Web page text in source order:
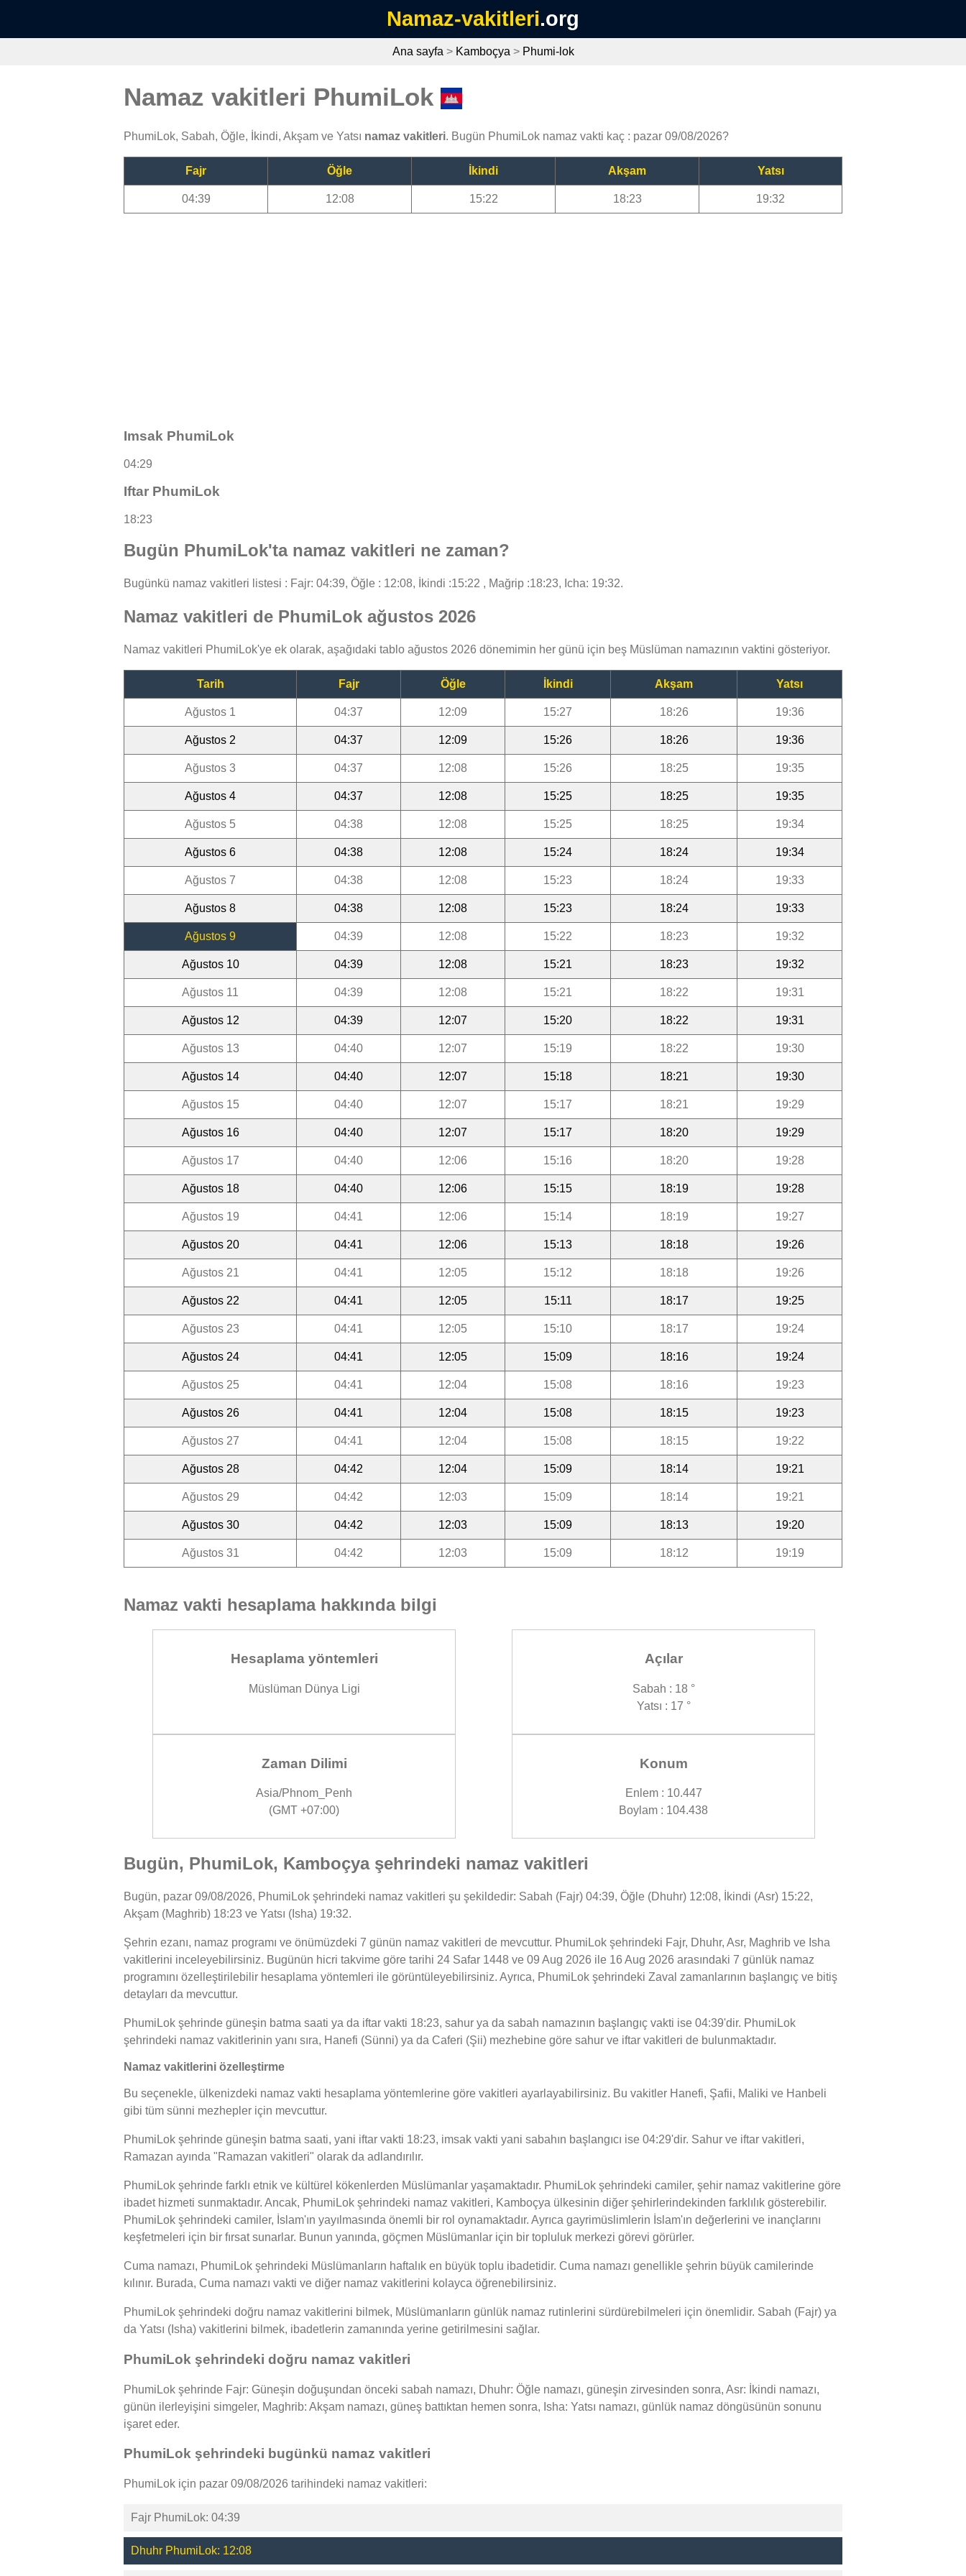
Namaz-vakitleri.org
Ana sayfa > Kamboçya > Phumi-lok
Namaz vakitleri PhumiLok
PhumiLok, Sabah, Öğle, İkindi, Akşam ve Yatsı namaz vakitleri. Bugün PhumiLok namaz vakti kaç : pazar 09/08/2026?
Fajr Öğle İkindi Akşam Yatsı
04:39 12:08 15:22 18:23 19:32
Imsak PhumiLok
04:29
Iftar PhumiLok
18:23
Bugün PhumiLok'ta namaz vakitleri ne zaman?
Bugünkü namaz vakitleri listesi : Fajr: 04:39, Öğle : 12:08, İkindi :15:22 , Mağrip :18:23, Icha: 19:32.
Namaz vakitleri de PhumiLok ağustos 2026
Namaz vakitleri PhumiLok'ye ek olarak, aşağıdaki tablo ağustos 2026 dönemimin her günü için beş Müslüman namazının vaktini gösteriyor.
Tarih Fajr Öğle İkindi Akşam Yatsı
Ağustos 1 04:37 12:09 15:27 18:26 19:36
Ağustos 2 04:37 12:09 15:26 18:26 19:36
Ağustos 3 04:37 12:08 15:26 18:25 19:35
Ağustos 4 04:37 12:08 15:25 18:25 19:35
Ağustos 5 04:38 12:08 15:25 18:25 19:34
Ağustos 6 04:38 12:08 15:24 18:24 19:34
Ağustos 7 04:38 12:08 15:23 18:24 19:33
Ağustos 8 04:38 12:08 15:23 18:24 19:33
Ağustos 9 04:39 12:08 15:22 18:23 19:32
Ağustos 10 04:39 12:08 15:21 18:23 19:32
Ağustos 11 04:39 12:08 15:21 18:22 19:31
Ağustos 12 04:39 12:07 15:20 18:22 19:31
Ağustos 13 04:40 12:07 15:19 18:22 19:30
Ağustos 14 04:40 12:07 15:18 18:21 19:30
Ağustos 15 04:40 12:07 15:17 18:21 19:29
Ağustos 16 04:40 12:07 15:17 18:20 19:29
Ağustos 17 04:40 12:06 15:16 18:20 19:28
Ağustos 18 04:40 12:06 15:15 18:19 19:28
Ağustos 19 04:41 12:06 15:14 18:19 19:27
Ağustos 20 04:41 12:06 15:13 18:18 19:26
Ağustos 21 04:41 12:05 15:12 18:18 19:26
Ağustos 22 04:41 12:05 15:11 18:17 19:25
Ağustos 23 04:41 12:05 15:10 18:17 19:24
Ağustos 24 04:41 12:05 15:09 18:16 19:24
Ağustos 25 04:41 12:04 15:08 18:16 19:23
Ağustos 26 04:41 12:04 15:08 18:15 19:23
Ağustos 27 04:41 12:04 15:08 18:15 19:22
Ağustos 28 04:42 12:04 15:09 18:14 19:21
Ağustos 29 04:42 12:03 15:09 18:14 19:21
Ağustos 30 04:42 12:03 15:09 18:13 19:20
Ağustos 31 04:42 12:03 15:09 18:12 19:19
Namaz vakti hesaplama hakkında bilgi
Hesaplama yöntemleri
Müslüman Dünya Ligi
Açılar
Sabah : 18 °
Yatsı : 17 °
Zaman Dilimi
Asia/Phnom_Penh
(GMT +07:00)
Konum
Enlem : 10.447
Boylam : 104.438
Bugün, PhumiLok, Kamboçya şehrindeki namaz vakitleri
Bugün, pazar 09/08/2026, PhumiLok şehrindeki namaz vakitleri şu şekildedir: Sabah (Fajr) 04:39, Öğle (Dhuhr) 12:08, İkindi (Asr) 15:22,
Akşam (Maghrib) 18:23 ve Yatsı (Isha) 19:32.
Şehrin ezanı, namaz programı ve önümüzdeki 7 günün namaz vakitleri de mevcuttur. PhumiLok şehrindeki Fajr, Dhuhr, Asr, Maghrib ve Isha
vakitlerini inceleyebilirsiniz. Bugünün hicri takvime göre tarihi 24 Safar 1448 ve 09 Aug 2026 ile 16 Aug 2026 arasındaki 7 günlük namaz
programını özelleştirilebilir hesaplama yöntemleri ile görüntüleyebilirsiniz. Ayrıca, PhumiLok şehrindeki Zaval zamanlarının başlangıç ve bitiş
detayları da mevcuttur.
PhumiLok şehrinde güneşin batma saati ya da iftar vakti 18:23, sahur ya da sabah namazının başlangıç vakti ise 04:39'dir. PhumiLok
şehrindeki namaz vakitlerinin yanı sıra, Hanefi (Sünni) ya da Caferi (Şii) mezhebine göre sahur ve iftar vakitleri de bulunmaktadır.
Namaz vakitlerini özelleştirme
Bu seçenekle, ülkenizdeki namaz vakti hesaplama yöntemlerine göre vakitleri ayarlayabilirsiniz. Bu vakitler Hanefi, Şafii, Maliki ve Hanbeli
gibi tüm sünni mezhepler için mevcuttur.
PhumiLok şehrinde güneşin batma saati, yani iftar vakti 18:23, imsak vakti yani sabahın başlangıcı ise 04:29'dir. Sahur ve iftar vakitleri,
Ramazan ayında "Ramazan vakitleri" olarak da adlandırılır.
PhumiLok şehrinde farklı etnik ve kültürel kökenlerden Müslümanlar yaşamaktadır. PhumiLok şehrindeki camiler, şehir namaz vakitlerine göre
ibadet hizmeti sunmaktadır. Ancak, PhumiLok şehrindeki namaz vakitleri, Kamboçya ülkesinin diğer şehirlerindekinden farklılık gösterebilir.
PhumiLok şehrindeki camiler, İslam'ın yayılmasında önemli bir rol oynamaktadır. Ayrıca gayrimüslimlerin İslam'ın değerlerini ve inançlarını
keşfetmeleri için bir fırsat sunarlar. Bunun yanında, göçmen Müslümanlar için bir topluluk merkezi görevi görürler.
Cuma namazı, PhumiLok şehrindeki Müslümanların haftalık en büyük toplu ibadetidir. Cuma namazı genellikle şehrin büyük camilerinde
kılınır. Burada, Cuma namazı vakti ve diğer namaz vakitlerini kolayca öğrenebilirsiniz.
PhumiLok şehrindeki doğru namaz vakitlerini bilmek, Müslümanların günlük namaz rutinlerini sürdürebilmeleri için önemlidir. Sabah (Fajr) ya
da Yatsı (Isha) vakitlerini bilmek, ibadetlerin zamanında yerine getirilmesini sağlar.
PhumiLok şehrindeki doğru namaz vakitleri
PhumiLok şehrinde Fajr: Güneşin doğuşundan önceki sabah namazı, Dhuhr: Öğle namazı, güneşin zirvesinden sonra, Asr: İkindi namazı,
günün ilerleyişini simgeler, Maghrib: Akşam namazı, güneş battıktan hemen sonra, Isha: Yatsı namazı, günlük namaz döngüsünün sonunu
işaret eder.
PhumiLok şehrindeki bugünkü namaz vakitleri
PhumiLok için pazar 09/08/2026 tarihindeki namaz vakitleri:
Fajr PhumiLok: 04:39
Dhuhr PhumiLok: 12:08